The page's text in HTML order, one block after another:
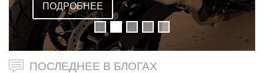
ПОДРОБНЕЕ
ПОСЛЕДНЕЕ В БЛОГАХ